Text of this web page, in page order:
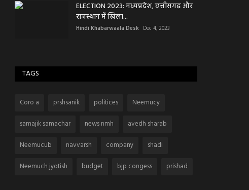
ELECTION 2023: मध्यप्रदेश, छत्तीसगढ़ और
राजस्थान में खिला...
Hindi Khabarwaala Desk Dec 4, 2023
TAGS
Coro a prshsanik politices
Neemucy
samajik samachar
news nmh
avedh sharab
Neemucub
navvarsh company
shadi
Neemuch jyotish
budget bjp congess prishad